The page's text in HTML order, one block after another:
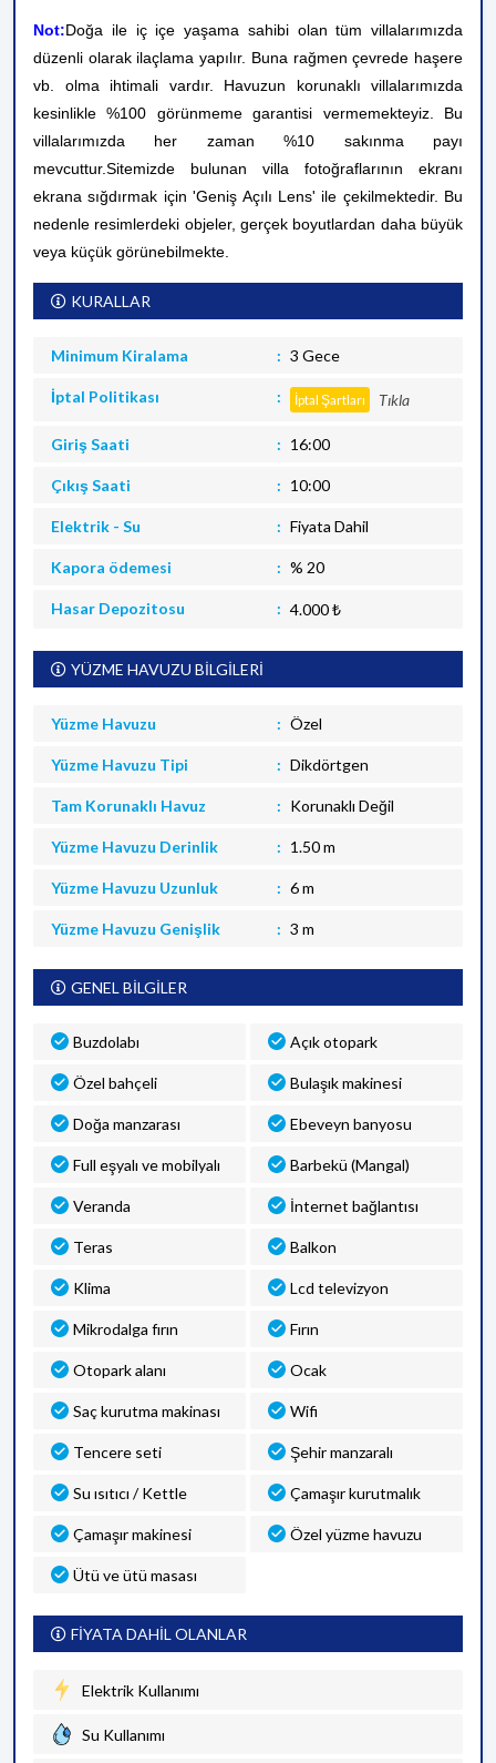
Not:Doğa ile iç içe yaşama sahibi olan tüm villalarımızda
düzenli olarak ilaçlama yapılır. Buna rağmen çevrede haşere
vb. olma ihtimali vardır. Havuzun korunaklı villalarımızda
kesinlikle %100 görünmeme garantisi vermemekteyiz. Bu
villalarımızda her zaman %10 sakınma payı
mevcuttur.Sitemizde bulunan villa fotoğraflarının ekranı
ekrana sığdırmak için 'Geniş Açılı Lens' ile çekilmektedir. Bu
nedenle resimlerdeki objeler, gerçek boyutlardan daha büyük
veya küçük görünebilmekte.
KURALLAR
Minimum Kiralama 3 Gece
İptal Politikası İptal Şartları Tıkla
Giriş Saati 16:00
Çıkış Saati 10:00
Elektrik - Su Fiyata Dahil
Kapora ödemesi % 20
Hasar Depozitosu 4.000 ₺
YÜZME HAVUZU BİLGİLERİ
Yüzme Havuzu Özel
Yüzme Havuzu Tipi Dikdörtgen
Tam Korunaklı Havuz Korunaklı Değil
Yüzme Havuzu Derinlik 1.50 m
Yüzme Havuzu Uzunluk 6 m
Yüzme Havuzu Genişlik 3 m
GENEL BİLGİLER
Buzdolabı Açık otopark
Özel bahçeli Bulaşık makinesi
Doğa manzarası Ebeveyn banyosu
Full eşyalı ve mobilyalı Barbekü (Mangal)
Veranda İnternet bağlantısı
Teras Balkon
Klima Lcd televizyon
Mikrodalga fırın Fırın
Otopark alanı Ocak
Saç kurutma makinası Wifi
Tencere seti Şehir manzaralı
Su ısıtıcı / Kettle Çamaşır kurutmalık
Çamaşır makinesi Özel yüzme havuzu
Ütü ve ütü masası
FİYATA DAHİL OLANLAR
Elektrik Kullanımı
Su Kullanımı